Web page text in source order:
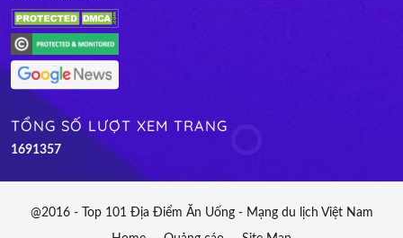
TỔNG SỐ LƯỢT XEM TRANG
1691357
@2016 - Top 101 Địa Điểm Ăn Uống - Mạng du lịch Việt Nam